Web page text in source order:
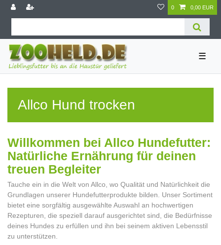
0 0,00 EUR
☰
Allco Hund trocken
Willkommen bei Allco Hundefutter:
Natürliche Ernährung für deinen
treuen Begleiter
Tauche ein in die Welt von Allco, wo Qualität und Natürlichkeit die
Grundlagen unserer Hundefutterprodukte bilden. Unser Sortiment
bietet eine sorgfältig ausgewählte Auswahl an hochwertigen
Rezepturen, die speziell darauf ausgerichtet sind, die Bedürfnisse
deines Hundes zu erfüllen und ihn bei seinem aktiven Lebensstil
zu unterstützen.